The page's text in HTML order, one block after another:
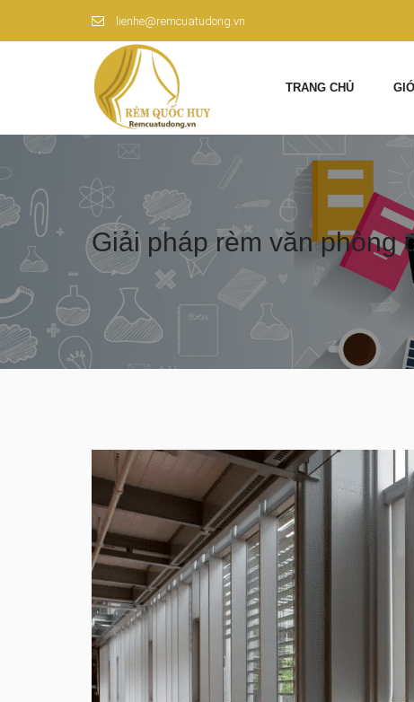
lienhe@remcuatudong.vn
TRANG CHỦ
Giải pháp rèm văn phòng